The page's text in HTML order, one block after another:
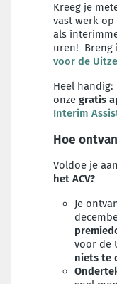
Kreeg je
vast werk
als
uren! Breng
voor de
Heel
onze gratis
Interim
Hoe
Voldoe je
het ACV?
Je
voor de
niets te